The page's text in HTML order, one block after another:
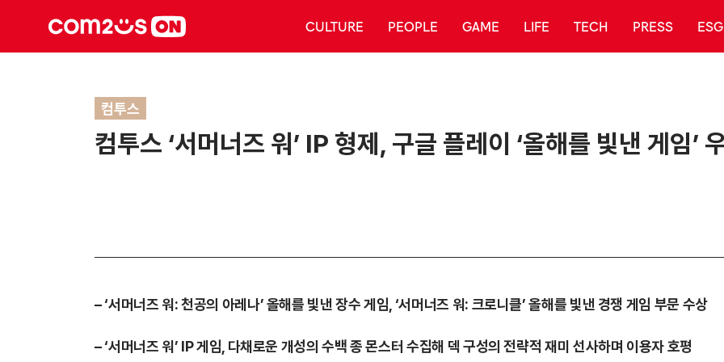
CULTURE PEOPLE GAME LIFE TECH PRESS ESG
컴투스
컴투스 ‘서머너즈 워’ IP 형제, 구글 플레이 ‘올해를 빛낸 게임’
– ‘서머너즈 워: 천공의 아레나’ 올해를 빛낸 장수 게임, ‘서머너즈 워: 크로니클’ 올해를 빛낸 경쟁 게임 부문 수상
– ‘서머너즈 워’ IP 게임, 다채로운 개성의 수백 종 몬스터 수집해 덱 구성의 전략적 재미 선사하며 이용자 호평